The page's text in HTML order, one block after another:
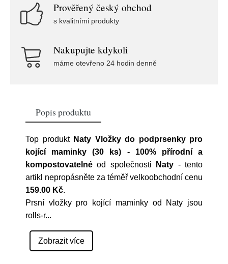
Prověřený český obchod
s kvalitními produkty
Nakupujte kdykoli
máme otevřeno 24 hodin denně
Popis produktu
Top produkt Naty Vložky do podprsenky pro
kojící maminky (30 ks) - 100% přírodní a
kompostovatelné od společnosti Naty - tento
artikl nepropásněte za téměř velkoobchodní cenu
159.00 Kč.
Prsní vložky pro kojící maminky od Naty jsou
rolls-r...
Zobrazit více